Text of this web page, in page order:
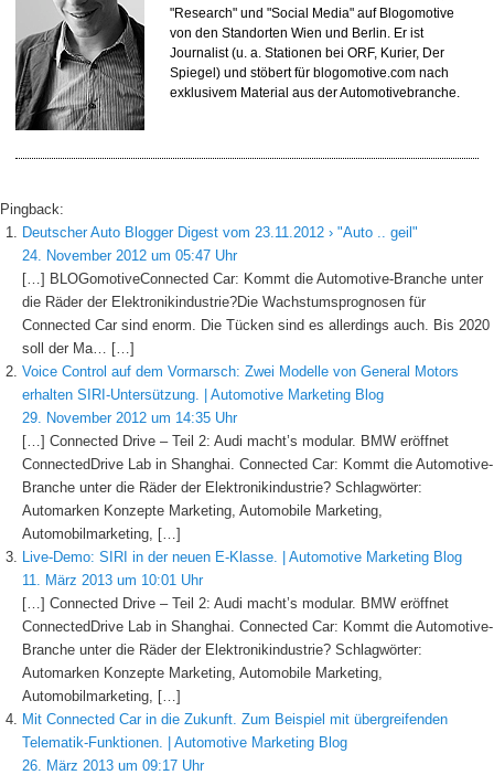
"Research" und "Social Media" auf Blogomotive
von den Standorten Wien und Berlin. Er ist
Journalist (u. a. Stationen bei ORF, Kurier, Der
Spiegel) und stöbert für blogomotive.com nach
exklusivem Material aus der Automotivebranche.
Pingback:
Deutscher Auto Blogger Digest vom 23.11.2012 › "Auto .. geil"
24. November 2012 um 05:47 Uhr
[…] BLOGomotiveConnected Car: Kommt die Automotive-Branche unter
die Räder der Elektronikindustrie?Die Wachstumsprognosen für
Connected Car sind enorm. Die Tücken sind es allerdings auch. Bis 2020
soll der Ma… […]
Voice Control auf dem Vormarsch: Zwei Modelle von General Motors
erhalten SIRI-Untersützung. | Automotive Marketing Blog
29. November 2012 um 14:35 Uhr
[…] Connected Drive – Teil 2: Audi macht’s modular. BMW eröffnet
ConnectedDrive Lab in Shanghai. Connected Car: Kommt die Automotive-
Branche unter die Räder der Elektronikindustrie? Schlagwörter:
Automarken Konzepte Marketing, Automobile Marketing,
Automobilmarketing, […]
Live-Demo: SIRI in der neuen E-Klasse. | Automotive Marketing Blog
11. März 2013 um 10:01 Uhr
[…] Connected Drive – Teil 2: Audi macht’s modular. BMW eröffnet
ConnectedDrive Lab in Shanghai. Connected Car: Kommt die Automotive-
Branche unter die Räder der Elektronikindustrie? Schlagwörter:
Automarken Konzepte Marketing, Automobile Marketing,
Automobilmarketing, […]
Mit Connected Car in die Zukunft. Zum Beispiel mit übergreifenden
Telematik-Funktionen. | Automotive Marketing Blog
26. März 2013 um 09:17 Uhr